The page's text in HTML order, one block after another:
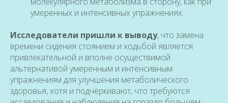
умеренных и интенсивных упражнениях.
Исследователи пришли к выводу, что замена
времени сидения стоянием и ходьбой является
привлекательной и вполне осуществимой
альтернативой умеренным и интенсивным
упражнениям для улучшения метаболического
здоровья, хотя и подчёркивают, что требуются